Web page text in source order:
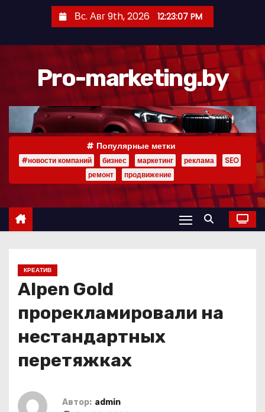
р
Вс. Авг 9th, 2026 12:23:07 PM
Pro-marketing.by
Популярные метки
#новости компаний бизнес маркетинг реклама
SEO
ремонт
продвижение
КРЕАТИВ
Alpen Gold
прорекламировали на
нестандартных
перетяжках
Автор: admin